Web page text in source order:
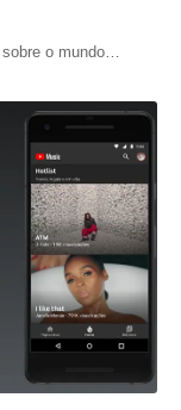
o mundo…